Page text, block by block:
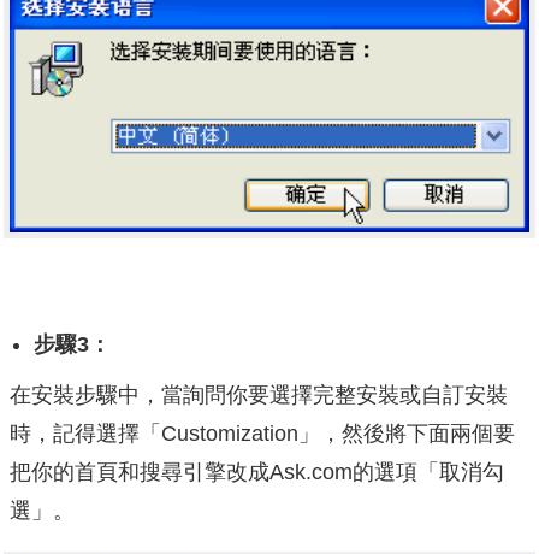
步驟3：
在安裝步驟中，當詢問你要選擇完整安裝或自訂安裝
時，記得選擇「Customization」，然後將下面兩個要
把你的首頁和搜尋引擎改成Ask.com的選項「取消勾
選」。